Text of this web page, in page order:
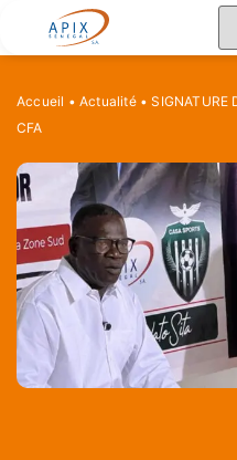
Accueil •Actualité•SIGNATURE
CFA